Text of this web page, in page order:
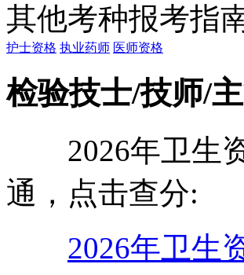
其他考种报考指
护士资格 执业药师 医师资格
检验技士/技师/
2026年卫生资
通，点击查分:
2026年卫生